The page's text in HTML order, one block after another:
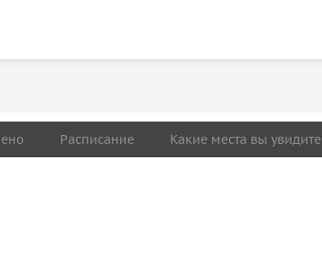
Расписание Какие места вы увидите